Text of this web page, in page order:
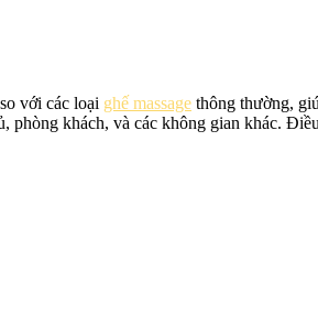
với các loại ghế massage thông thường,
phòng khách, và các không gian khác.